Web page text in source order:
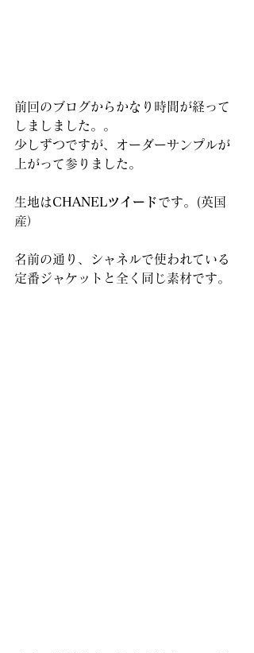
前回のブログからかなり時間が経って
しましました。。
少しずつですが、オーダーサンプルが
上がって参りました。
生地はCHANELツイードです。(英国
産）
名前の通り、シャネルで使われている
定番ジャケットと全く同じ素材です。